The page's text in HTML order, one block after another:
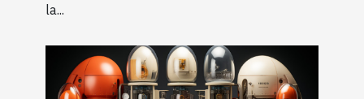
la...